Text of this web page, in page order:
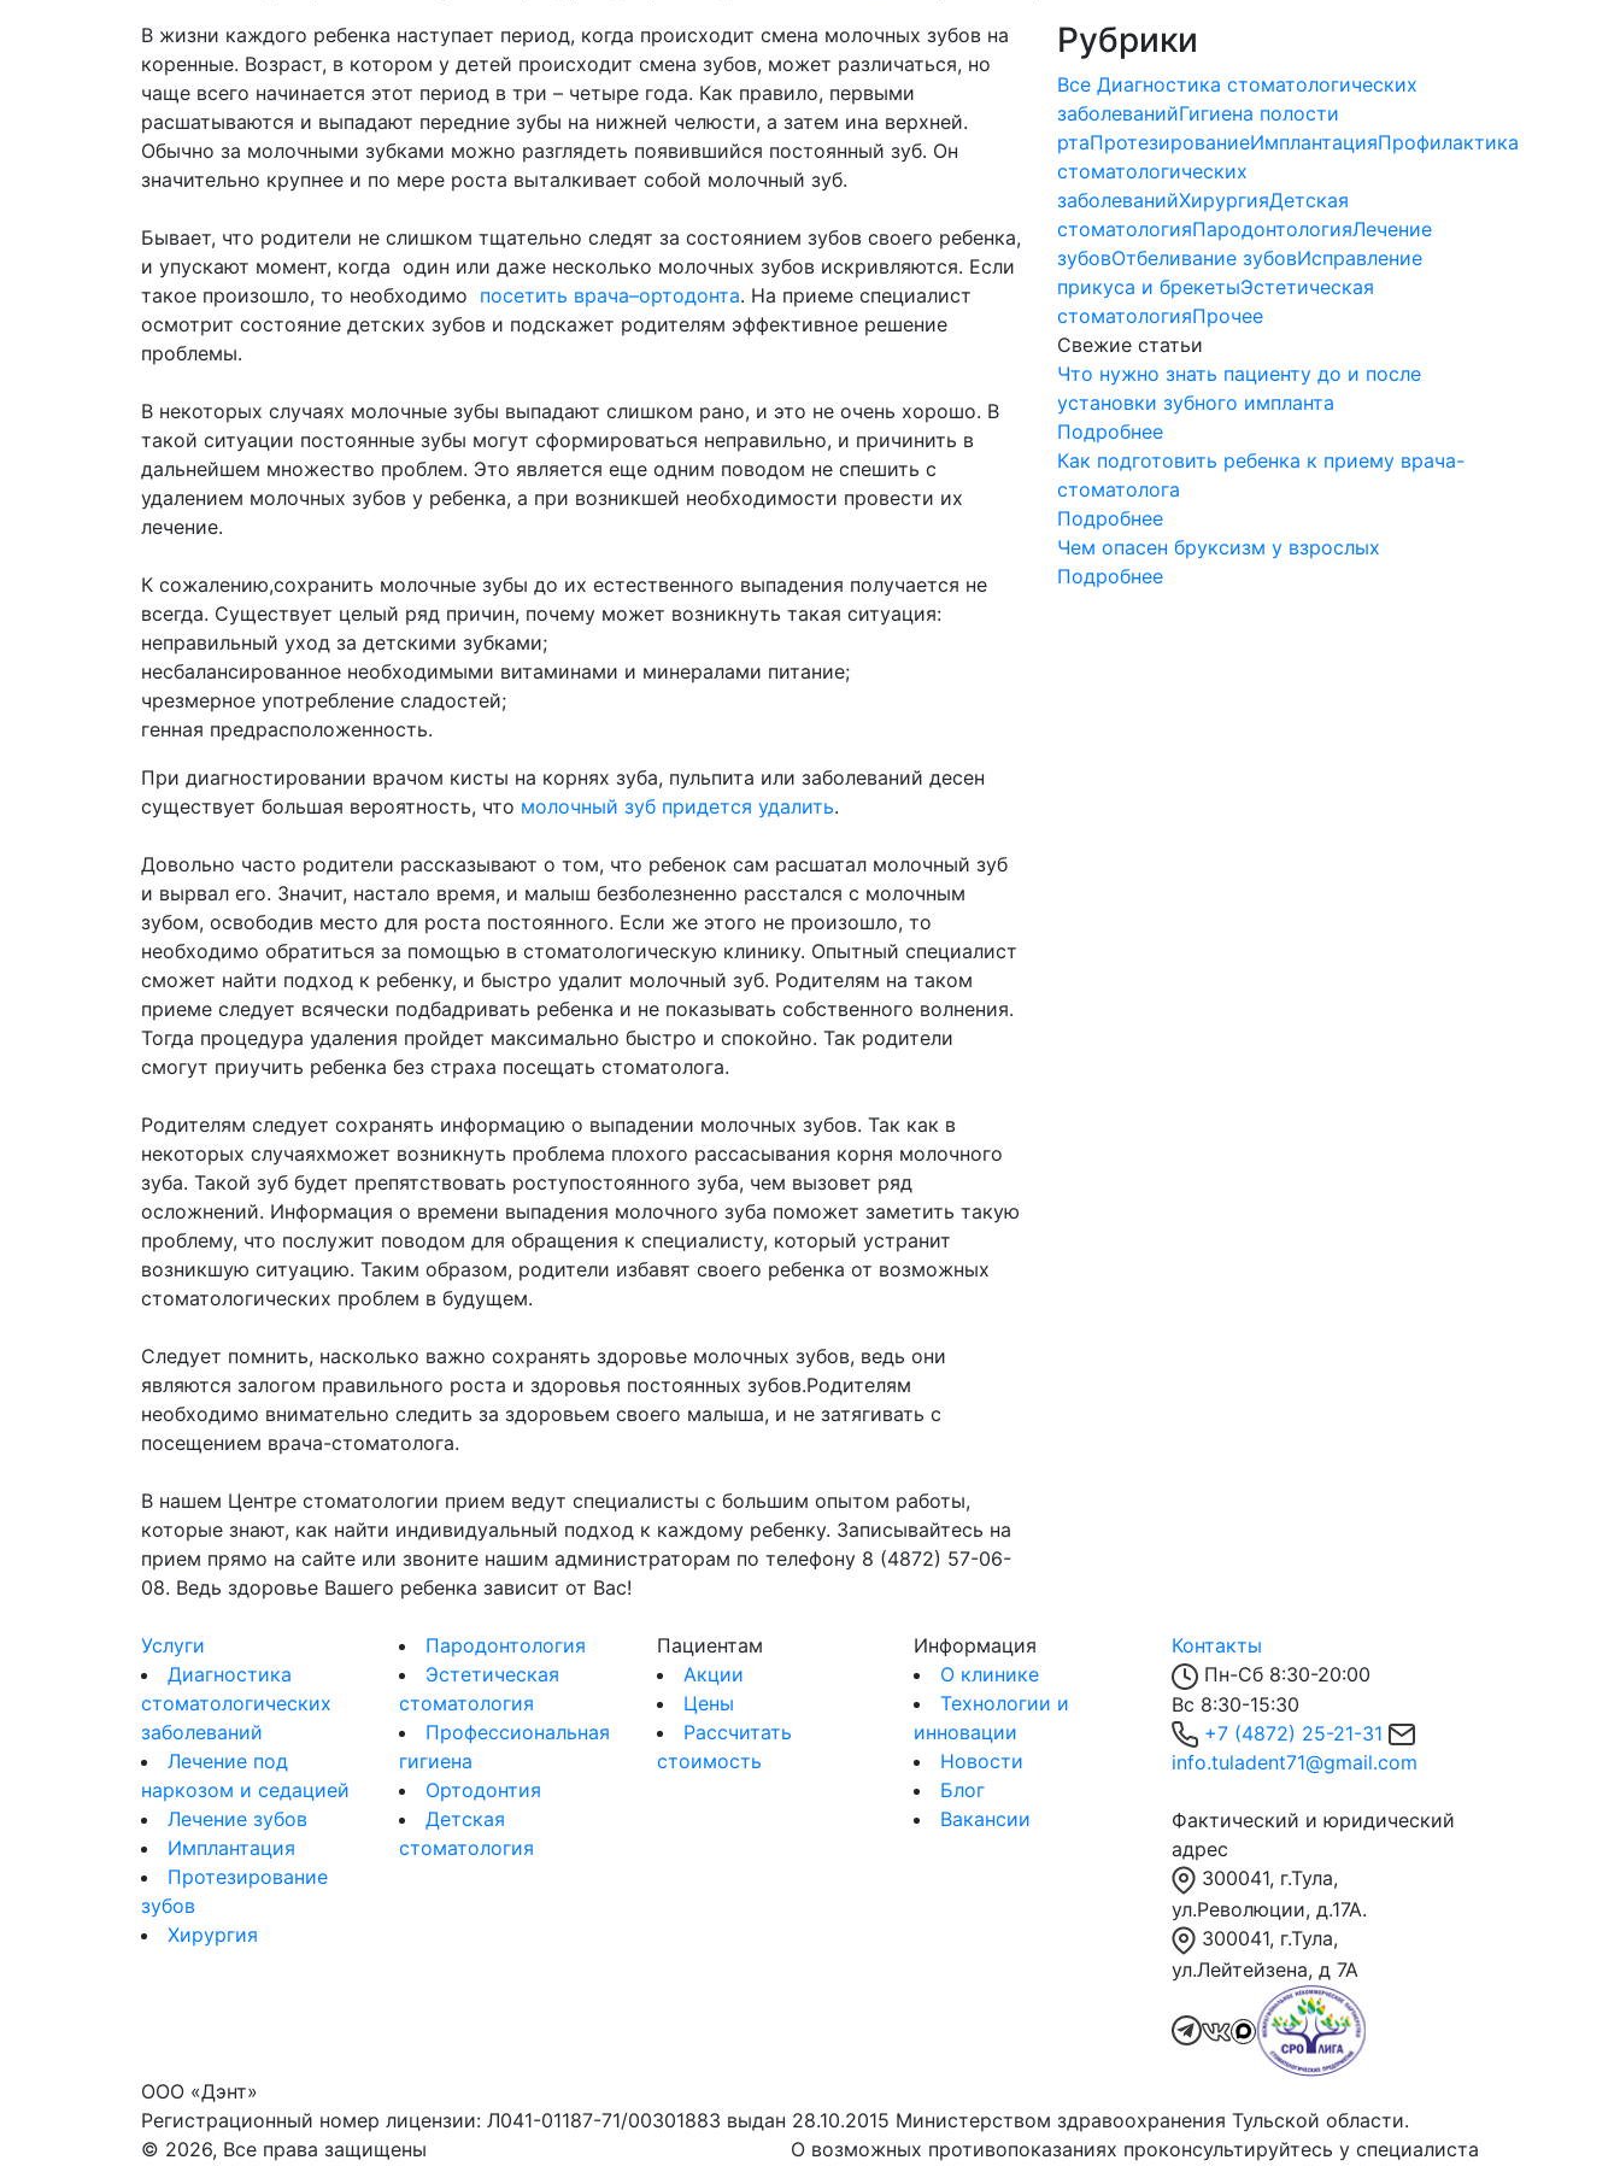
В жизни каждого ребенка наступает период, когда происходит смена молочных зубов на
коренные. Возраст, в котором у детей происходит смена зубов, может различаться, но
чаще всего начинается этот период в три – четыре года. Как правило, первыми
расшатываются и выпадают передние зубы на нижней челюсти, а затем ина верхней.
Обычно за молочными зубками можно разглядеть появившийся постоянный зуб. Он
значительно крупнее и по мере роста выталкивает собой молочный зуб.
Бывает, что родители не слишком тщательно следят за состоянием зубов своего ребенка,
и упускают момент, когда один или даже несколько молочных зубов искривляются. Если
такое произошло, то необходимо посетить врача–ортодонта. На приеме специалист
осмотрит состояние детских зубов и подскажет родителям эффективное решение
проблемы.
В некоторых случаях молочные зубы выпадают слишком рано, и это не очень хорошо. В
такой ситуации постоянные зубы могут сформироваться неправильно, и причинить в
дальнейшем множество проблем. Это является еще одним поводом не спешить с
удалением молочных зубов у ребенка, а при возникшей необходимости провести их
лечение.
К сожалению,сохранить молочные зубы до их естественного выпадения получается не
всегда. Существует целый ряд причин, почему может возникнуть такая ситуация:
неправильный уход за детскими зубками;
несбалансированное необходимыми витаминами и минералами питание;
чрезмерное употребление сладостей;
генная предрасположенность.
При диагностировании врачом кисты на корнях зуба, пульпита или заболеваний десен
существует большая вероятность, что молочный зуб придется удалить.
Довольно часто родители рассказывают о том, что ребенок сам расшатал молочный зуб
и вырвал его. Значит, настало время, и малыш безболезненно расстался с молочным
зубом, освободив место для роста постоянного. Если же этого не произошло, то
необходимо обратиться за помощью в стоматологическую клинику. Опытный специалист
сможет найти подход к ребенку, и быстро удалит молочный зуб. Родителям на таком
приеме следует всячески подбадривать ребенка и не показывать собственного волнения.
Тогда процедура удаления пройдет максимально быстро и спокойно. Так родители
смогут приучить ребенка без страха посещать стоматолога.
Родителям следует сохранять информацию о выпадении молочных зубов. Так как в
некоторых случаяхможет возникнуть проблема плохого рассасывания корня молочного
зуба. Такой зуб будет препятствовать роступостоянного зуба, чем вызовет ряд
осложнений. Информация о времени выпадения молочного зуба поможет заметить такую
проблему, что послужит поводом для обращения к специалисту, который устранит
возникшую ситуацию. Таким образом, родители избавят своего ребенка от возможных
стоматологических проблем в будущем.
Следует помнить, насколько важно сохранять здоровье молочных зубов, ведь они
являются залогом правильного роста и здоровья постоянных зубов.Родителям
необходимо внимательно следить за здоровьем своего малыша, и не затягивать с
посещением врача-стоматолога.
В нашем Центре стоматологии прием ведут специалисты с большим опытом работы,
которые знают, как найти индивидуальный подход к каждому ребенку. Записывайтесь на
прием прямо на сайте или звоните нашим администраторам по телефону 8 (4872) 57-06-
08. Ведь здоровье Вашего ребенка зависит от Вас!
Рубрики
Все Диагностика стоматологических
заболеванийГигиена полости
ртаПротезированиеИмплантацияПрофилактика
стоматологических
заболеванийХирургияДетская
стоматологияПародонтологияЛечение
зубовОтбеливание зубовИсправление
прикуса и брекетыЭстетическая
стоматологияПрочее
Свежие статьи
Что нужно знать пациенту до и после
установки зубного импланта
Подробнее
Как подготовить ребенка к приему врача-
стоматолога
Подробнее
Чем опасен бруксизм у взрослых
Подробнее
Услуги
Диагностика
стоматологических
заболеваний
Лечение под
наркозом и седацией
Лечение зубов
Имплантация
Протезирование
зубов
Хирургия
Пародонтология
Эстетическая
стоматология
Профессиональная
гигиена
Ортодонтия
Детская
стоматология
Пациентам
Акции
Цены
Рассчитать
стоимость
Информация
О клинике
Технологии и
инновации
Новости
Блог
Вакансии
Контакты
Пн-Сб 8:30-20:00
Вс 8:30-15:30
+7 (4872) 25-21-31
info.tuladent71@gmail.com
Фактический и юридический
адрес
300041, г.Тула,
ул.Революции, д.17А.
300041, г.Тула,
ул.Лейтейзена, д 7А
ООО «Дэнт»
Регистрационный номер лицензии: Л041-01187-71/00301883 выдан 28.10.2015 Министерством здравоохранения Тульской области.
© 2026, Все права защищены
О возможных противопоказаниях проконсультируйтесь у специалиста